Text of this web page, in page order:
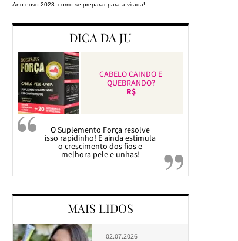
Ano novo 2023: como se preparar para a virada!
DICA DA JU
CABELO CAINDO E
QUEBRANDO?
R$
O Suplemento Força resolve
isso rapidinho! E ainda estimula
o crescimento dos fios e
melhora pele e unhas!
MAIS LIDOS
02.07.2026